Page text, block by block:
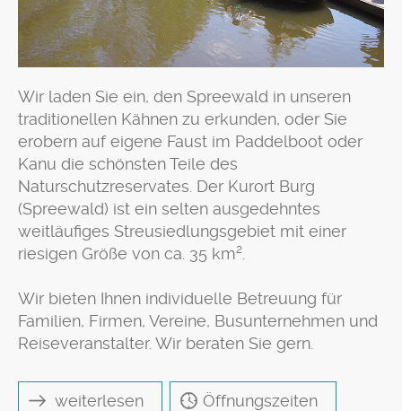
Wir laden Sie ein, den Spreewald in unseren
traditionellen Kähnen zu erkunden, oder Sie
erobern auf eigene Faust im Paddelboot oder
Kanu die schönsten Teile des
Naturschutzreservates. Der Kurort Burg
(Spreewald) ist ein selten ausgedehntes
weitläufiges Streusiedlungsgebiet mit einer
riesigen Größe von ca. 35 km².
Wir bieten Ihnen individuelle Betreuung für
Familien, Firmen, Vereine, Busunternehmen und
Reiseveranstalter. Wir beraten Sie gern.
weiterlesen Öffnungszeiten